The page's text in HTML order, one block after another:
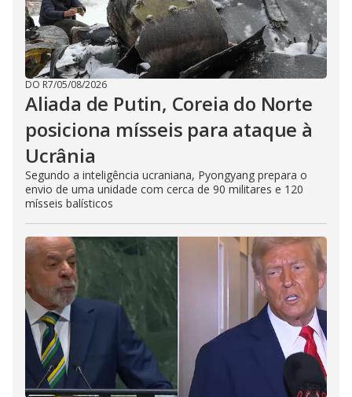
DO R7/05/08/2026
Aliada de Putin, Coreia do Norte
posiciona mísseis para ataque à
Ucrânia
Segundo a inteligência ucraniana, Pyongyang prepara o
envio de uma unidade com cerca de 90 militares e 120
mísseis balísticos